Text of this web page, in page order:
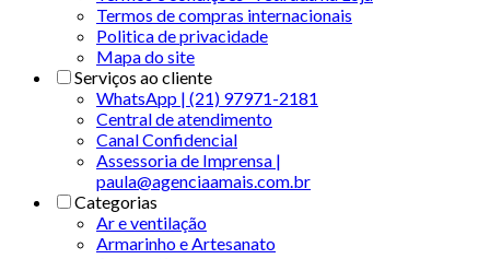
Termos de compras internacionais
Politica de privacidade
Mapa do site
Serviços ao cliente
WhatsApp | (21) 97971-2181
Central de atendimento
Canal Confidencial
Assessoria de Imprensa |
paula@agenciaamais.com.br
Categorias
Ar e ventilação
Armarinho e Artesanato